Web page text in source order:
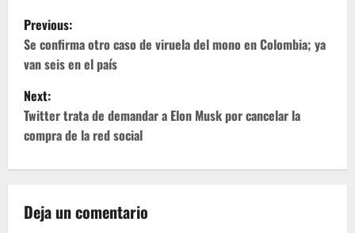
P
o
s
t
n
v
Previous:
Se confirma otro caso de viruela del mono en Colombia; ya
van seis en el país
Next:
Twitter trata de demandar a Elon Musk por cancelar la
compra de la red social
Deja un comentario